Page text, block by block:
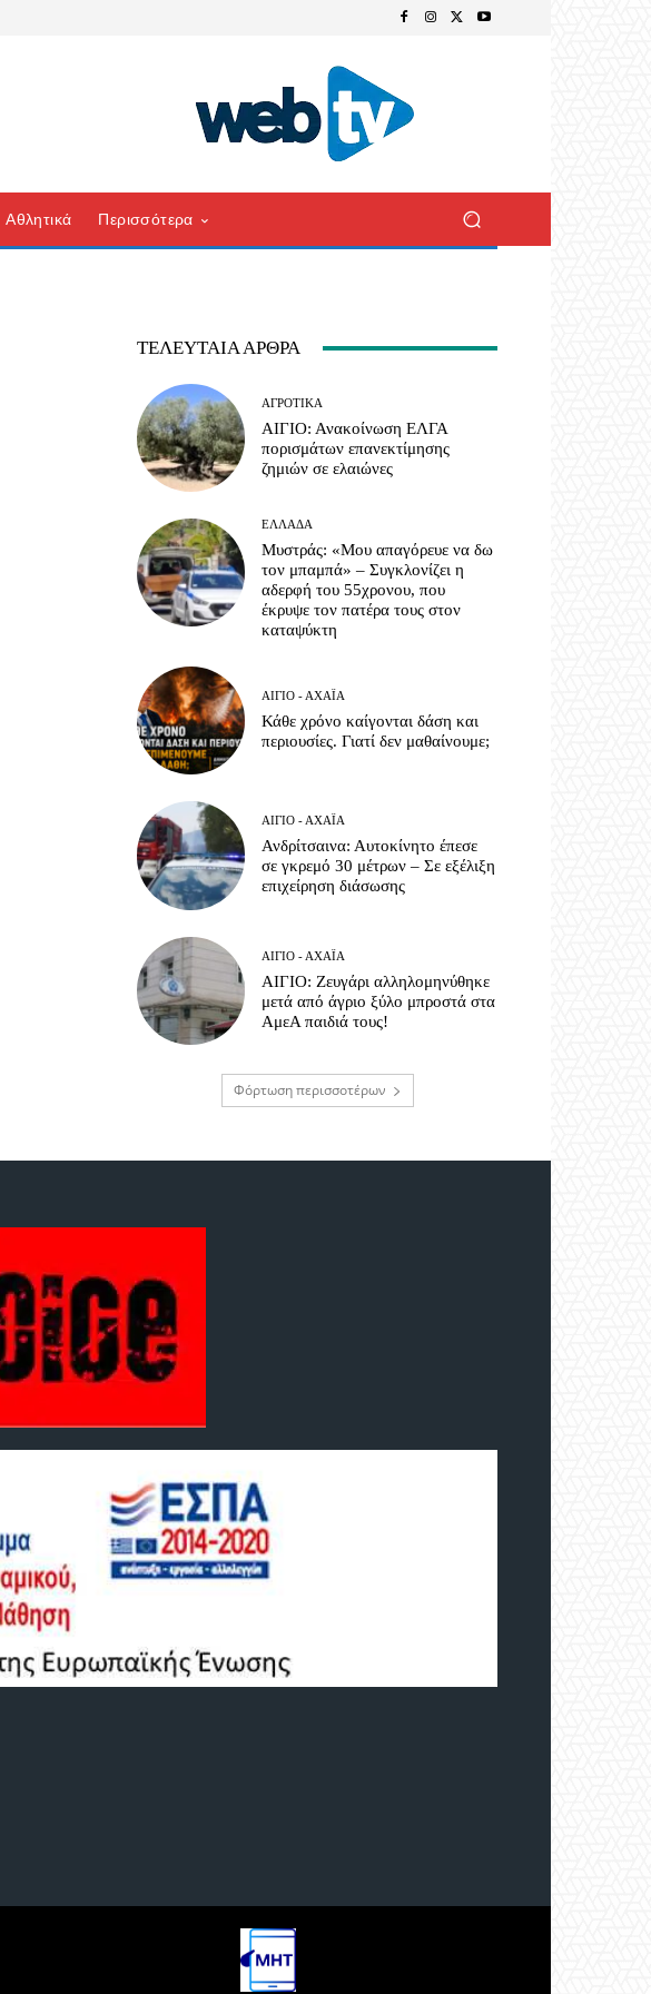
Αθλητικά Περισσότερα
ΤΕΛΕΥΤΑΊΑ ΆΡΘΡΑ
ΑΓΡΟΤΙΚΆ
ΑΙΓΙΟ: Ανακοίνωση ΕΛΓΑ
πορισμάτων επανεκτίμησης
ζημιών σε ελαιώνες
ΕΛΛΆΔΑ
Μυστράς: «Μου απαγόρευε να δω
τον μπαμπά» – Συγκλονίζει η
αδερφή του 55χρονου, που
έκρυψε τον πατέρα τους στον
καταψύκτη
ΑΊΓΙΟ - ΑΧΑΪ́Α
Κάθε χρόνο καίγονται δάση και
περιουσίες. Γιατί δεν μαθαίνουμε;
ΑΊΓΙΟ - ΑΧΑΪ́Α
Ανδρίτσαινα: Αυτοκίνητο έπεσε
σε γκρεμό 30 μέτρων – Σε εξέλιξη
επιχείρηση διάσωσης
ΑΊΓΙΟ - ΑΧΑΪ́Α
ΑΙΓΙΟ: Ζευγάρι αλληλομηνύθηκε
μετά από άγριο ξύλο μπροστά στα
ΑμεΑ παιδιά τους!
Φόρτωση περισσοτέρων